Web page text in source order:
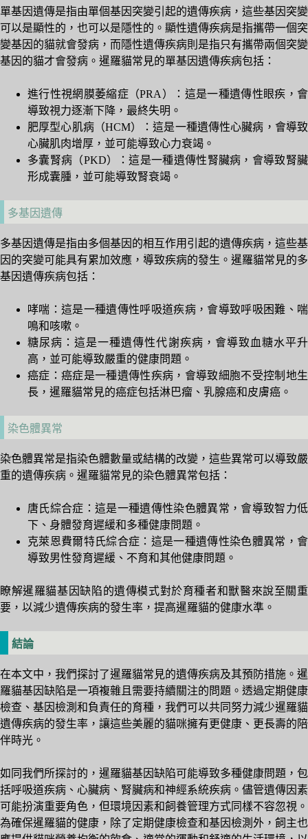
單基因遺傳是指由單個基因突變引起的遺傳疾病，這些基因突變
可以是顯性的，也可以是隱性的。顯性遺傳疾病是指攜帶一個突
變基因的貓就會發病，而隱性遺傳疾病則是指只有攜帶兩個突變
基因的貓才會發病。暹羅貓常見的單基因遺傳疾病包括：
進行性視網膜萎縮症（PRA）：這是一種遺傳性眼疾，會
導致視力逐漸下降，最終失明。
肥厚型心肌病（HCM）：這是一種遺傳性心臟病，會導致
心臟肌肉增厚，並可能導致心力衰竭。
多囊腎病（PKD）：這是一種遺傳性腎臟病，會導致腎臟
形成囊腫，並可能導致腎衰竭。
多基因遺傳
多基因遺傳是指由多個基因的相互作用引起的遺傳疾病，這些基
因的突變可能具有累加效應，導致疾病的發生。暹羅貓常見的多
基因遺傳疾病包括：
哮喘：這是一種遺傳性呼吸道疾病，會導致呼吸困難、喘
鳴和咳嗽。
糖尿病：這是一種遺傳性代謝疾病，會導致血糖水平升
高，並可能導致嚴重的健康問題。
癌症：癌症是一種遺傳性疾病，會導致細胞不受控制地生
長，暹羅貓常見的癌症包括淋巴瘤、乳腺癌和皮膚癌。
染色體異常
染色體異常是指染色體數量或結構的改變，這些異常可以導致嚴
重的遺傳疾病。暹羅貓常見的染色體異常包括：
唐氏綜合症：這是一種遺傳性染色體異常，會導致智力低
下、身體發育遲緩和多種健康問題。
克萊恩費爾特氏綜合症：這是一種遺傳性染色體異常，會
導致男性發育遲緩、不育和其他健康問題。
瞭解暹羅貓基因缺陷的遺傳模式對於育種者和獸醫來說至關重
要，以減少遺傳疾病的發生率，提高暹羅貓的健康水準。
結論
在本文中，我們探討了暹羅貓常見的遺傳疾病及其預防措施。暹
羅貓基因缺陷是一項複雜且需要持續關注的問題。透過定期健康
檢查、基因檢測和負責任的育種，我們可以共同努力減少暹羅貓
遺傳疾病的發生率，讓這些美麗的貓咪擁有更健康、更長壽的陪
伴時光。
如同我們所探討的，暹羅貓基因缺陷可能導致多種健康問題，包
括呼吸道疾病、心臟病、腎臟病和神經系統疾病。儘管遺傳因素
可能扮演重要角色，但環境因素和飼養管理方式同樣不容忽視。
為確保暹羅貓的健康，除了定期健康檢查和基因檢測外，飼主也